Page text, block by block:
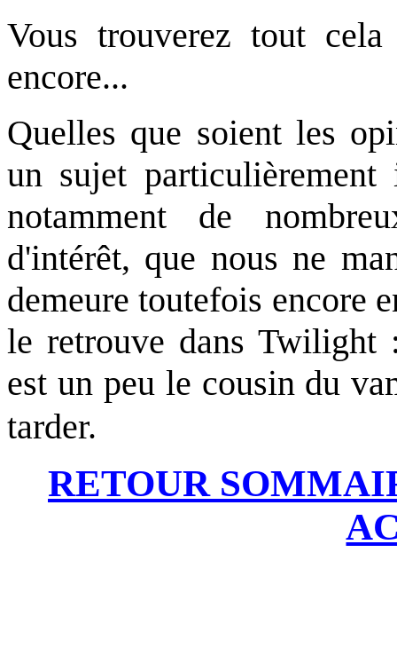
Vous trouverez tout
encore...
Quelles que soient les
un sujet particulièrement
notamment de
d'intérêt, que nous ne
demeure toutefois encore
le retrouve dans Twilight
est un peu le cousin du
tarder.
RETOUR